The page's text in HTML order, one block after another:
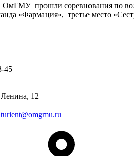
прошли соревнования по
«Фармация», третье место
45
12